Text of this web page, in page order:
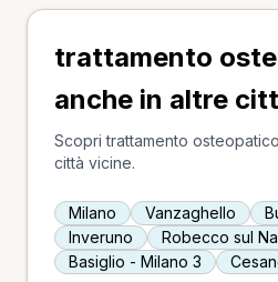
trattamento
anche in altre
Scopri trattamento
città vicine.
Milano Vanzaghello
Inveruno
Robecco sul
Basiglio - Milano 3